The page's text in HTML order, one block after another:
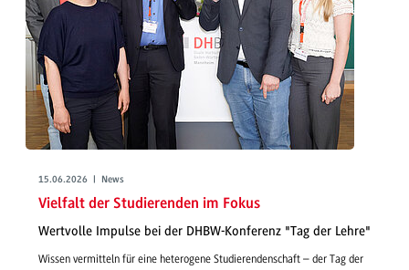
15.06.2026 | News
Vielfalt der Studierenden im Fokus
Wertvolle Impulse bei der DHBW-Konferenz "Tag der Lehre"
Wissen vermitteln für eine heterogene Studierendenschaft – der Tag der